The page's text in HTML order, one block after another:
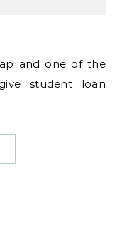
student loan